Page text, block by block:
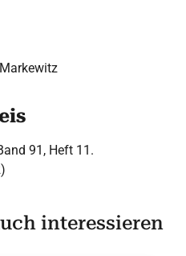
Markewitz
91, Heft 11.
interessieren